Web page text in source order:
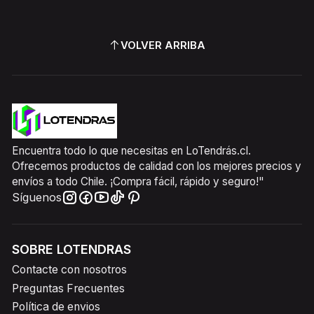
VOLVER ARRIBA
Encuentra todo lo que necesitas en LoTendrás.cl.
Ofrecemos productos de calidad con los mejores precios y
envíos a todo Chile. ¡Compra fácil, rápido y seguro!"
Síguenos
SOBRE LOTENDRAS
Contacte con nosotros
Preguntas Frecuentes
Política de envios